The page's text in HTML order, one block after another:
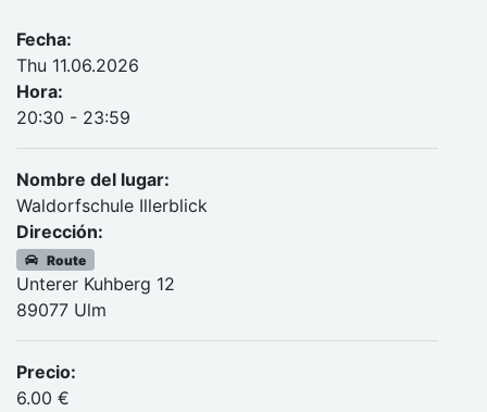
Fecha:
Thu 11.06.2026
Hora:
20:30 - 23:59
Nombre del lugar:
Waldorfschule Illerblick
Dirección:
Route
Unterer Kuhberg 12
89077 Ulm
Precio:
6.00 €